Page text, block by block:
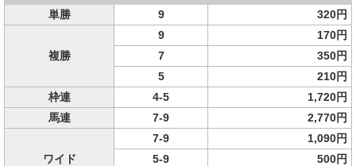
単勝 9 320円
複勝
9
170円
7
350円
5
210円
枠連
4-5
1,720円
馬連
7-9 2,770円
ワイド
7-9
1,090円
5-9
500円